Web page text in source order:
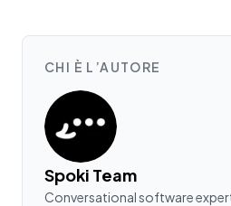
CHI È L’AUTORE
Spoki Team
Conversational software